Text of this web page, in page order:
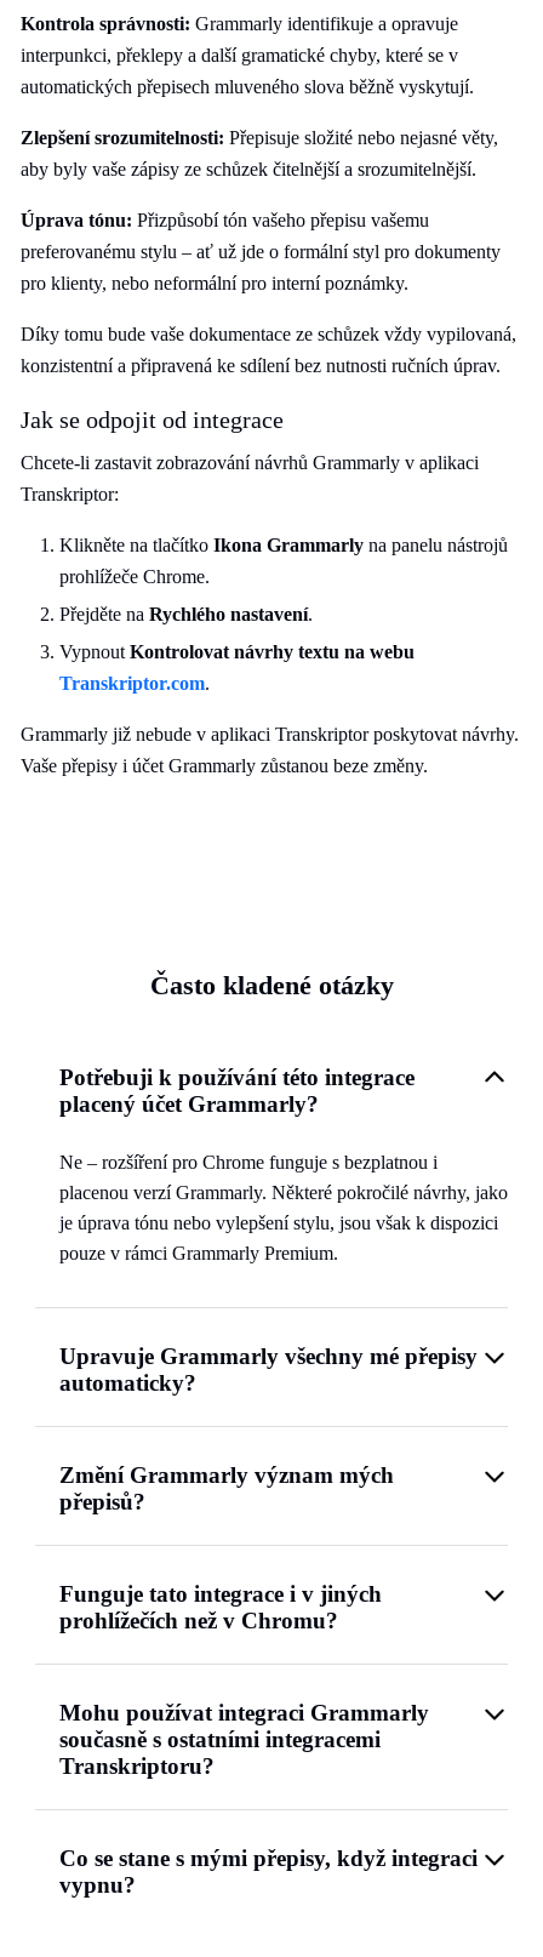
Kontrola správnosti: Grammarly identifikuje a opravuje
interpunkci, překlepy a další gramatické chyby, které se v
automatických přepisech mluveného slova běžně vyskytují.
Zlepšení srozumitelnosti: Přepisuje složité nebo nejasné věty,
aby byly vaše zápisy ze schůzek čitelnější a srozumitelnější.
Úprava tónu: Přizpůsobí tón vašeho přepisu vašemu
preferovanému stylu – ať už jde o formální styl pro dokumenty
pro klienty, nebo neformální pro interní poznámky.
Díky tomu bude vaše dokumentace ze schůzek vždy vypilovaná,
konzistentní a připravená ke sdílení bez nutnosti ručních úprav.
Jak se odpojit od integrace
Chcete-li zastavit zobrazování návrhů Grammarly v aplikaci
Transkriptor:
Klikněte na tlačítko Ikona Grammarly na panelu nástrojů
prohlížeče Chrome.
Přejděte na Rychlého nastavení.
Vypnout Kontrolovat návrhy textu na webu
Transkriptor.com.
Grammarly již nebude v aplikaci Transkriptor poskytovat návrhy.
Vaše přepisy i účet Grammarly zůstanou beze změny.
Často kladené otázky
Potřebuji k používání této integrace
placený účet Grammarly?
Ne – rozšíření pro Chrome funguje s bezplatnou i
placenou verzí Grammarly. Některé pokročilé návrhy, jako
je úprava tónu nebo vylepšení stylu, jsou však k dispozici
pouze v rámci Grammarly Premium.
Upravuje Grammarly všechny mé přepisy
automaticky?
Změní Grammarly význam mých
přepisů?
Funguje tato integrace i v jiných
prohlížečích než v Chromu?
Mohu používat integraci Grammarly
současně s ostatními integracemi
Transkriptoru?
Co se stane s mými přepisy, když integraci
vypnu?